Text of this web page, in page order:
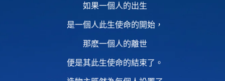
如果一個人的出生
是一個人此生使命的開始，
那麽一個人的離世
便是其此生使命的結束了。